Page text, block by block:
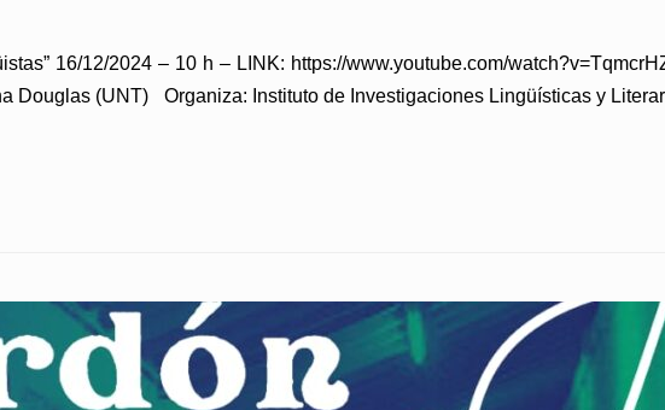
16/12/2024 – 10 h – LINK: https://www.youtube.com/
Douglas (UNT) Organiza: Instituto de Investigaciones Lingüísticas y